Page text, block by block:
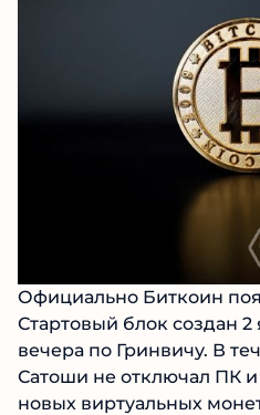
Официально Биткоин
Стартовый блок создан 2
вечера по Гринвичу. В
Сатоши не отключал ПК
новых виртуальных